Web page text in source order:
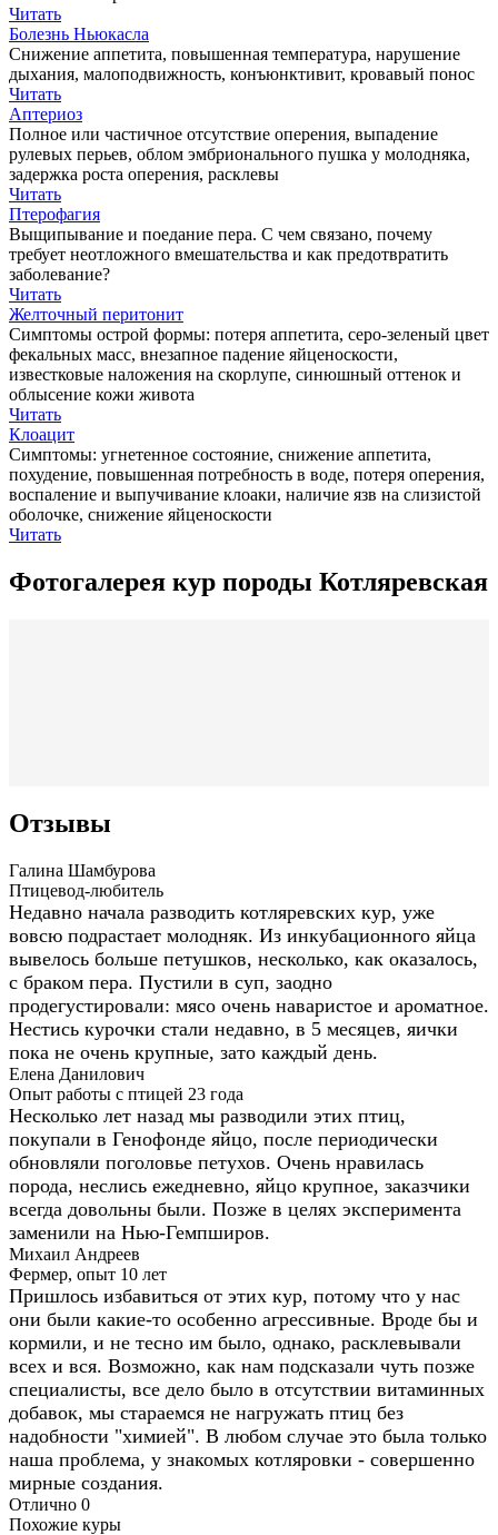
Читать
Болезнь Ньюкасла
Снижение аппетита, повышенная температура, нарушение
дыхания, малоподвижность, конъюнктивит, кровавый понос
Читать
Аптериоз
Полное или частичное отсутствие оперения, выпадение
рулевых перьев, облом эмбрионального пушка у молодняка,
задержка роста оперения, расклевы
Читать
Птерофагия
Выщипывание и поедание пера. С чем связано, почему
требует неотложного вмешательства и как предотвратить
заболевание?
Читать
Желточный перитонит
Симптомы острой формы: потеря аппетита, серо-зеленый цвет
фекальных масс, внезапное падение яйценоскости,
известковые наложения на скорлупе, синюшный оттенок и
облысение кожи живота
Читать
Клоацит
Симптомы: угнетенное состояние, снижение аппетита,
похудение, повышенная потребность в воде, потеря оперения,
воспаление и выпучивание клоаки, наличие язв на слизистой
оболочке, снижение яйценоскости
Читать
Фотогалерея кур породы Котляревская
Отзывы
Галина Шамбурова
Птицевод-любитель
Недавно начала разводить котляревских кур, уже
вовсю подрастает молодняк. Из инкубационного яйца
вывелось больше петушков, несколько, как оказалось,
с браком пера. Пустили в суп, заодно
продегустировали: мясо очень наваристое и ароматное.
Нестись курочки стали недавно, в 5 месяцев, яички
пока не очень крупные, зато каждый день.
Елена Данилович
Опыт работы с птицей 23 года
Несколько лет назад мы разводили этих птиц,
покупали в Генофонде яйцо, после периодически
обновляли поголовье петухов. Очень нравилась
порода, неслись ежедневно, яйцо крупное, заказчики
всегда довольны были. Позже в целях эксперимента
заменили на Нью-Гемпширов.
Михаил Андреев
Фермер, опыт 10 лет
Пришлось избавиться от этих кур, потому что у нас
они были какие-то особенно агрессивные. Вроде бы и
кормили, и не тесно им было, однако, расклевывали
всех и вся. Возможно, как нам подсказали чуть позже
специалисты, все дело было в отсутствии витаминных
добавок, мы стараемся не нагружать птиц без
надобности "химией". В любом случае это была только
наша проблема, у знакомых котляровки - совершенно
мирные создания.
Отлично 0
Похожие куры